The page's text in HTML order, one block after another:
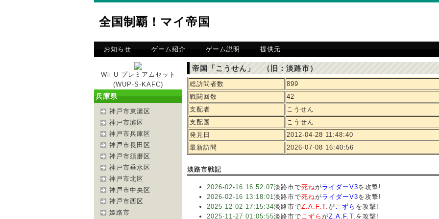
全国制覇！マイ帝国
お知らせ ゲーム紹介 ゲーム説明 提供元
Wii U プレミアムセット
(WUP-S-KAFC)
兵庫県
神戸市東灘区
神戸市灘区
神戸市兵庫区
神戸市長田区
神戸市須磨区
神戸市垂水区
神戸市北区
神戸市中央区
神戸市西区
姫路市
帝国「こうせん」 （旧：淡路市）
総訪問者数
899
戦闘回数
42
支配者
こうせん
支配国
こうせん
発見日
2012-04-28 11:48:40
最新訪問
2026-07-08 16:40:56
淡路市戦記
2026-02-16 16:52:07淡路市で死ねがライダーV3を攻撃!
2026-02-16 13:18:01淡路市で死ねがライダーV3を攻撃!
2025-12-02 17:15:34淡路市でZ.A.F.T.がこずら を攻撃!
2025-11-27 01:05:55淡路市でこずら がZ.A.F.T. を攻撃!